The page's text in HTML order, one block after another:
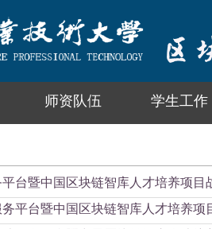
师资队伍 学生工作
台暨中国区块链智库人才培养项目
平台暨中国区块链智库人才培养项